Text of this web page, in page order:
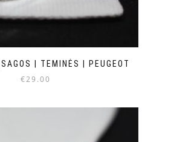
| TEMINĖS | PEUGEOT
€29.00